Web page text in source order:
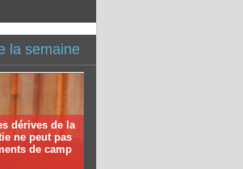
la semaine
dérives de la
ne peut pas
de camp